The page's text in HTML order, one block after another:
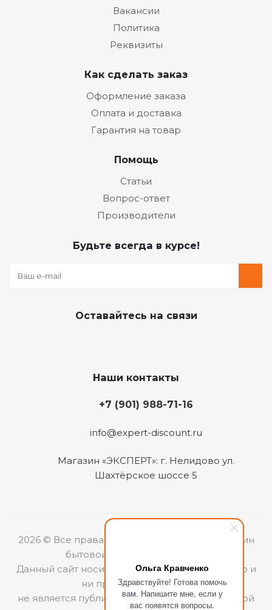
Ольга Кравченко
Здравствуйте! Готова помочь
вам. Напишите мне, если у
вас появятся вопросы.
Вакансии
Политика
Реквизиты
Как сделать заказ
Оформление заказа
Оплата и доставка
Гарантия на товар
Помощь
Статьи
Вопрос-ответ
Производители
Будьте всегда в курсе!
Оставайтесь на связи
Наши контакты
+7 (901) 988-71-16
info@expert-discount.ru
Магазин «ЭКСПЕРТ»: г. Нелидово ул.
Шахтёрское шоссе 5
2026 © Все права защищены. Интернет-магазин
бытовой техники «ЭКСПЕРТ».
Данный сайт носит информационный характер и
ни при каких условиях
не является публичной офертой, определяемой